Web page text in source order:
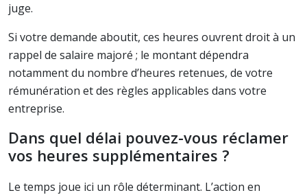
juge.
Si votre demande aboutit, ces heures ouvrent droit à un
rappel de salaire majoré ; le montant dépendra
notamment du nombre d’heures retenues, de votre
rémunération et des règles applicables dans votre
entreprise.
Dans quel délai pouvez-vous réclamer
vos heures supplémentaires ?
Le temps joue ici un rôle déterminant. L’action en